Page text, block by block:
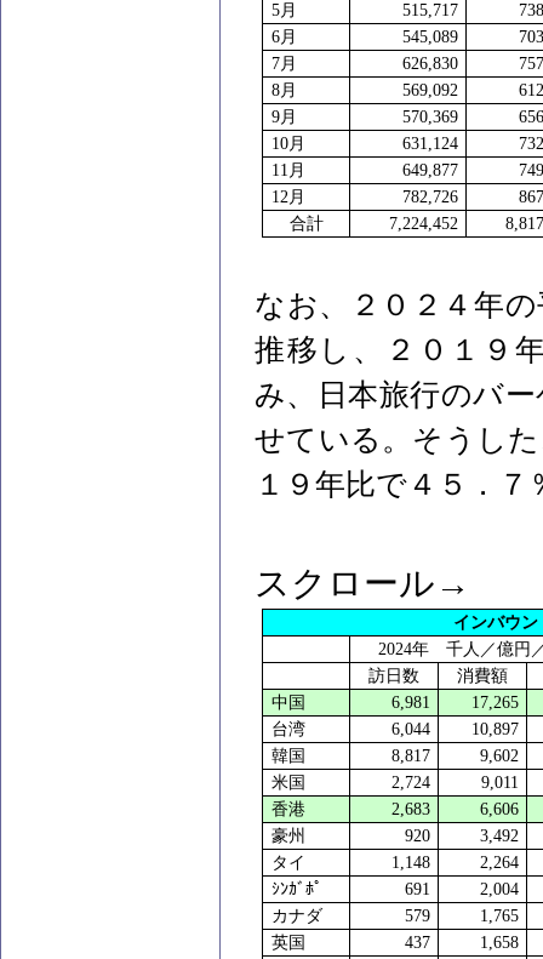
5月 515,717
6月 545,089
7月 626,830
8月 569,092
9月 570,369
10月 631,124
11 月 649,877
12月 782,726
合計
7,224,452
なお、２０２４年
推移し、２０１９
み、日本旅行のバ
せている。そうし
１９年比で４５．
スクロール→
インバウ
2024年 千人／億円
訪日数
消費額
中国
6,981
17,265
台湾
6,044
10,897
韓国
8,817
9,602
米国
2,724
9,011
香港
2,683
6,606
豪州
920
3,492
タイ
1,148
2,264
ｼﾝｶﾞﾎﾟ
691
2,004
カナダ
579
1,765
英国
437
1,658